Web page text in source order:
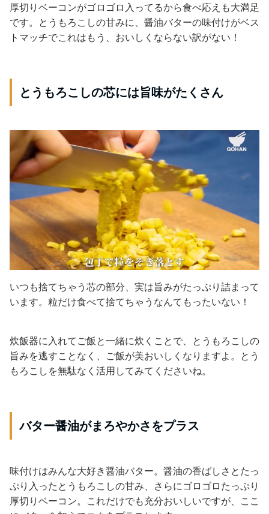
厚切りベーコンがゴロゴロ入ってるから食べ応えも大満足
です。とうもろこしの甘みに、醤油バターの味付けがベス
トマッチでこれはもう、おいしくならない訳がない！
とうもろこしの芯には旨味がたくさん
いつも捨てちゃう芯の部分、実は旨みがたっぷり詰まって
います。粒だけ食べて捨てちゃうなんてもったいない！
炊飯器に入れてご飯と一緒に炊くことで、とうもろこしの
旨みを逃すことなく、ご飯が美おいしくなりますよ。とう
もろこしを無駄なく活用してみてくださいね。
バター醤油がまろやかさをプラス
味付けはみんな大好き醤油バター。醤油の香ばしさとたっ
ぷり入ったとうもろこしの甘み、さらにゴロゴロたっぷり
厚切りベーコン。これだけでも充分おいしいですが、ここ